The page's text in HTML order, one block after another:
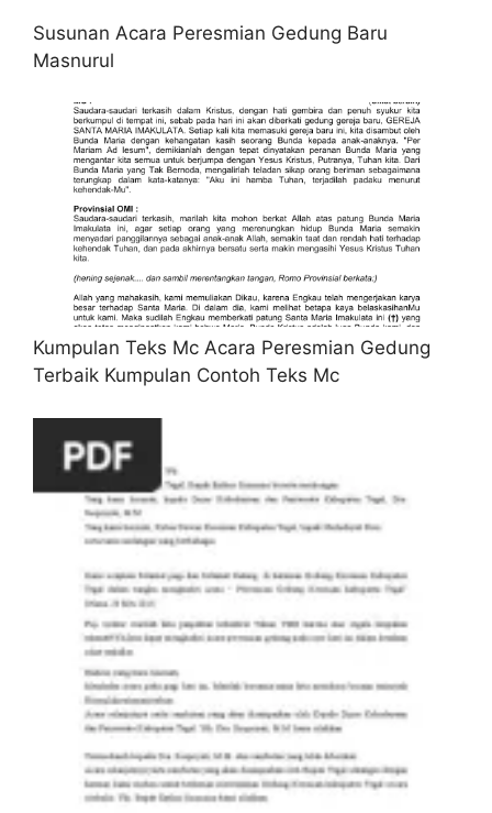
Susunan Acara Peresmian Gedung Baru
Masnurul
Kumpulan Teks Mc Acara Peresmian Gedung
Terbaik Kumpulan Contoh Teks Mc